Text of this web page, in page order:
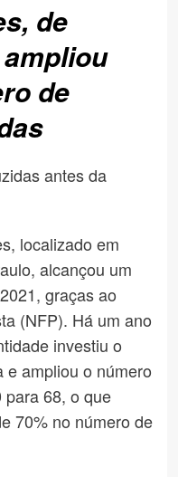
de
de
antes da
localizado em
alcançou um
graças ao
(NFP). Há um ano
investiu o
e ampliou o número
68, o que
70% no número de